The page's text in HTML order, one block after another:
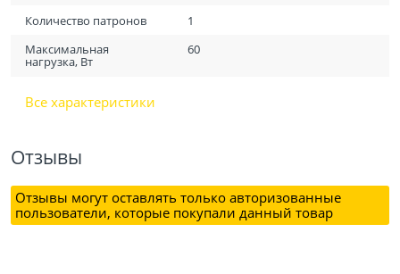
Количество патронов
1
Максимальная
нагрузка, Вт
60
Все характеристики
Отзывы
Отзывы могут оставлять только авторизованные
пользователи, которые покупали данный товар